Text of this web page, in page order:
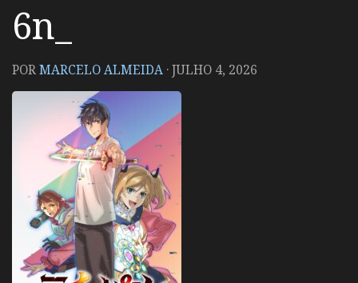
6n_
PORMARCELO ALMEIDA ·JULHO 4, 2026